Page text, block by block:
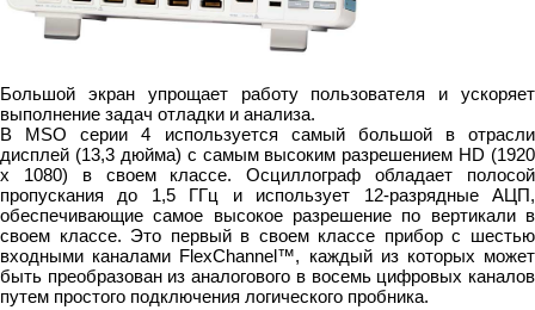
Большой экран упрощает работу пользователя и ускоряет
выполнение задач отладки и анализа.
В MSO серии 4 используется самый большой в отрасли
дисплей (13,3 дюйма) с самым высоким разрешением HD (1920
x 1080) в своем классе. Осциллограф обладает полосой
пропускания до 1,5 ГГц и использует 12-разрядные АЦП,
обеспечивающие самое высокое разрешение по вертикали в
своем классе. Это первый в своем классе прибор с шестью
входными каналами FlexChannel™, каждый из которых может
быть преобразован из аналогового в восемь цифровых каналов
путем простого подключения логического пробника.